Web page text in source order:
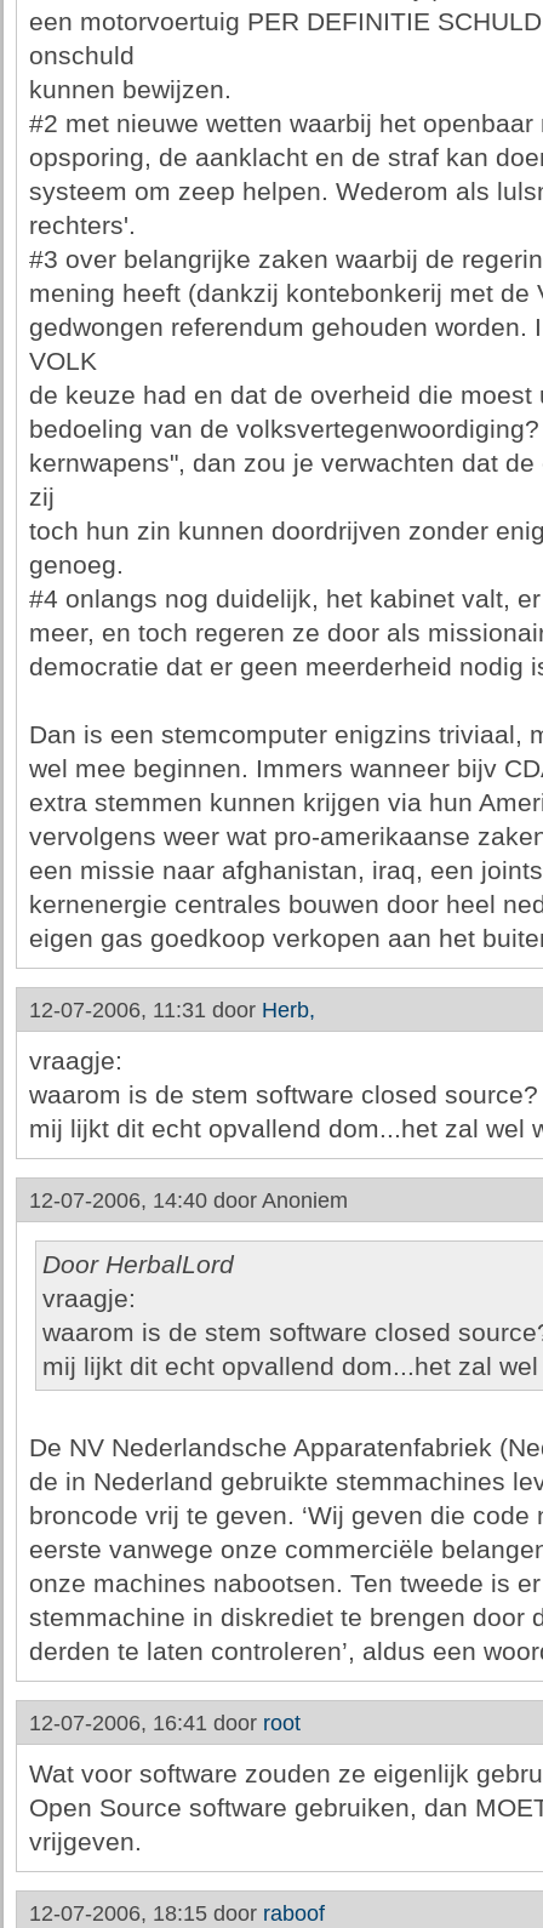
een motorvoertuig PER DEFINITIE
onschuld
kunnen bewijzen.
#2 met nieuwe wetten waarbij het
opsporing, de aanklacht en de straf kan
systeem om zeep helpen. Wederom als
rechters'.
#3 over belangrijke zaken waarbij de
mening heeft (dankzij kontebonkerij met de
gedwongen referendum gehouden worden.
VOLK
de keuze had en dat de overheid die
bedoeling van de
kernwapens", dan zou je verwachten dat
zij
toch hun zin kunnen doordrijven zonder
genoeg.
#4 onlangs nog duidelijk, het kabinet valt,
meer, en toch regeren ze door als
democratie dat er geen meerderheid nodig
Dan is een stemcomputer enigzins triviaal,
wel mee beginnen. Immers wanneer bijv
extra stemmen kunnen krijgen via hun
vervolgens weer wat pro-amerikaanse
een missie naar afghanistan, iraq, een
kernenergie centrales bouwen door heel
eigen gas goedkoop verkopen aan het
12-07-2006, 11:31 door Herb,
vraagje:
waarom is de stem software closed source?
mij lijkt dit echt opvallend dom...het zal wel
12-07-2006, 14:40 door Anoniem
Door HerbalLord
vraagje:
waarom is de stem software closed
mij lijkt dit echt opvallend dom...het zal
De NV Nederlandsche Apparatenfabriek
de in Nederland gebruikte stemmachines
broncode vrij te geven. ‘Wij geven die
eerste vanwege onze commerciële
onze machines nabootsen. Ten tweede is
stemmachine in diskrediet te brengen door
derden te laten controleren’, aldus een
12-07-2006, 16:41 door root
Wat voor software zouden ze eigenlijk
Open Source software gebruiken, dan
vrijgeven.
12-07-2006, 18:15 door raboof